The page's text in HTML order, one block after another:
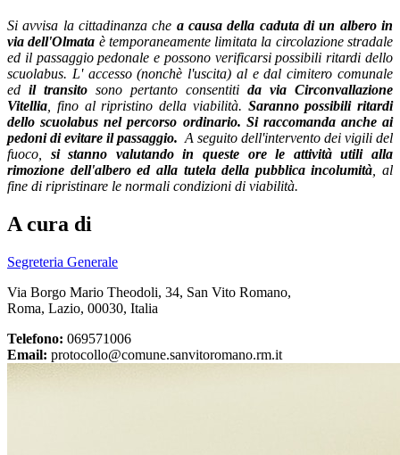
Si avvisa la cittadinanza che a causa della caduta di un albero in
via dell'Olmata è temporaneamente limitata la circolazione stradale
ed il passaggio pedonale e possono verificarsi possibili ritardi dello
scuolabus. L' accesso (nonchè l'uscita) al e dal cimitero comunale
ed il transito sono pertanto consentiti da via Circonvallazione
Vitellia , fino al ripristino della viabilità. Saranno possibili ritardi
dello scuolabus nel percorso ordinario. Si raccomanda anche ai
pedoni di evitare il passaggio. A seguito dell'intervento dei vigili del
fuoco,
si stanno valutando in queste ore le attività utili alla
rimozione dell'albero ed alla tutela della pubblica incolumità , al
fine di ripristinare le normali condizioni di viabilità.
A cura di
Segreteria Generale
Via Borgo Mario Theodoli, 34, San Vito Romano,
Roma, Lazio, 00030, Italia
Telefono: 069571006
Email: protocollo@comune.sanvitoromano.rm.it